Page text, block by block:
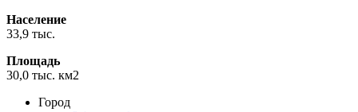
Население
33,9 тыс.
Площадь
30,0 тыс. км2
Город